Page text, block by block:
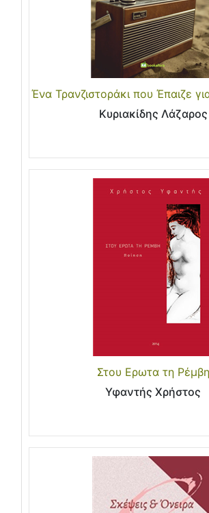
Ένα Τρανζιστοράκι που Έπαιζε
Κυριακίδης Λάζαρος
Στου Ερωτα τη Ρέμβη
Υφαντής Χρήστος